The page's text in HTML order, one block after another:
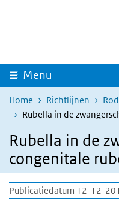
Overslaan en naar de inhoud
Menu
Home Richtlijnen
Rubella in de
Rubella in de
congenitale
Publicatiedatum 12-12-